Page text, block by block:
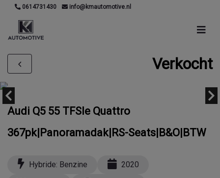
0614731430 info@kmautomotive.nl
Verkocht
Audi Q5 55 TFSIe Quattro
367pk|Panoramadak|RS-Seats|B&O|BTW
Hybride: Benzine
2020